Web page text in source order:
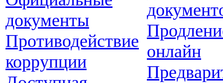
документы
Противодействие
коррупции
онлайн